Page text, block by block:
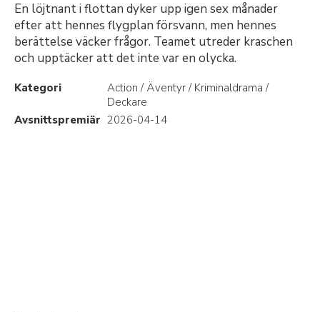
En löjtnant i flottan dyker upp igen sex månader
efter att hennes flygplan försvann, men hennes
berättelse väcker frågor. Teamet utreder kraschen
och upptäcker att det inte var en olycka.
Kategori
Action / Äventyr / Kriminaldrama /
Deckare
Avsnittspremiär 2026-04-14